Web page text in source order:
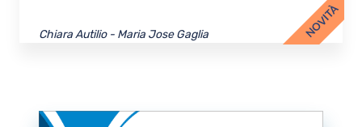
Chiara Autilio - Maria Jose Gaglia NOVITÀ